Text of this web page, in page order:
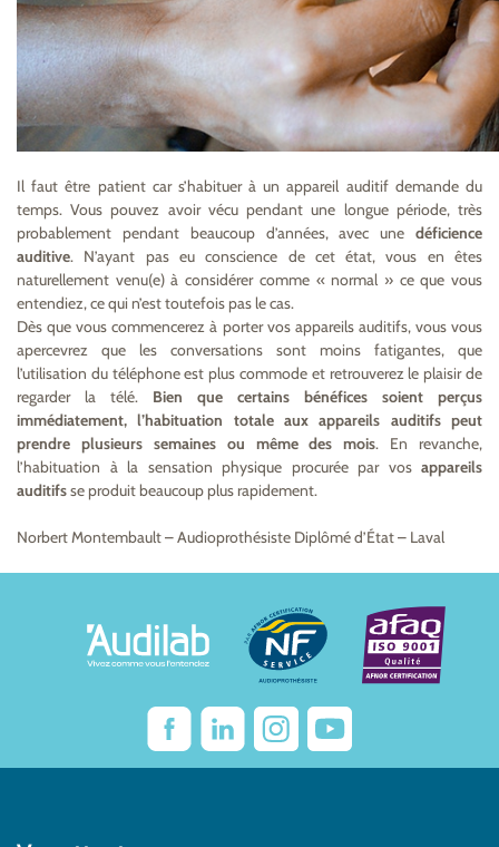
Il faut être patient car s’habituer à un appareil auditif demande du
temps. Vous pouvez avoir vécu pendant une longue période, très
probablement pendant beaucoup d’années, avec une déficience
auditive. N’ayant pas eu conscience de cet état, vous en êtes
naturellement venu(e) à considérer comme « normal » ce que vous
entendiez, ce qui n’est toutefois pas le cas.
Dès que vous commencerez à porter vos appareils auditifs, vous vous
apercevrez que les conversations sont moins fatigantes, que
l’utilisation du téléphone est plus commode et retrouverez le plaisir de
regarder la télé. Bien que certains bénéfices soient perçus
immédiatement, l’habituation totale aux appareils auditifs peut
prendre plusieurs semaines ou même des mois. En revanche,
l’habituation à la sensation physique procurée par vos appareils
auditifsse produit beaucoup plus rapidement.
Norbert Montembault – Audioprothésiste Diplômé d’État – Laval